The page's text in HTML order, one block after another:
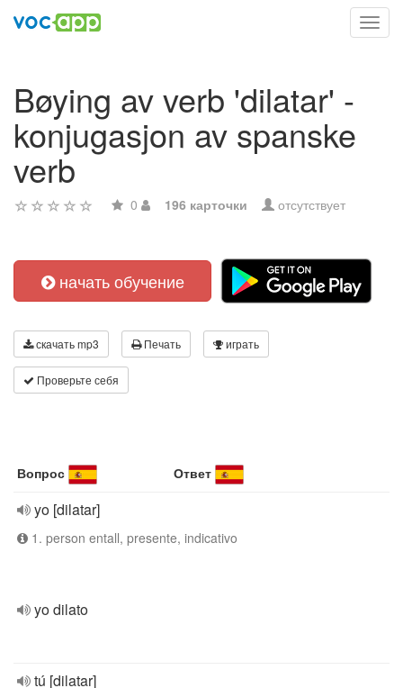
Bøying av verb 'dilatar' -
konjugasjon av spanske
verb
0 196 карточки отсутствует
начать обучение
скачать mp3 Печать играть
Проверьте себя
Вопрос Ответ
yo [dilatar]
1. person entall, presente, indicativo
yo dilato
tú [dilatar]